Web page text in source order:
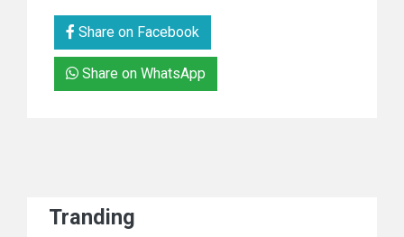
Share on Facebook
Share on WhatsApp
Tranding